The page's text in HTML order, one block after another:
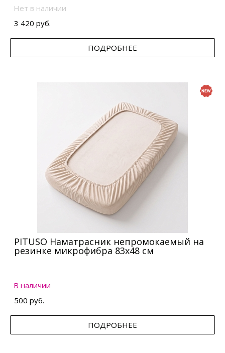
Нет в наличии
3 420 руб.
ПОДРОБНЕЕ
PITUSO Наматрасник непромокаемый на
резинке микрофибра 83х48 см
В наличии
500 руб.
ПОДРОБНЕЕ